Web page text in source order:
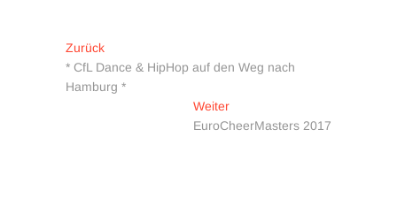
Beitragsnavigation
ZurückVorheriger
Beitrag:
* CfL Dance & HipHop auf den Weg nach
Hamburg *
WeiterNächster
Beitrag:
EuroCheerMasters 2017